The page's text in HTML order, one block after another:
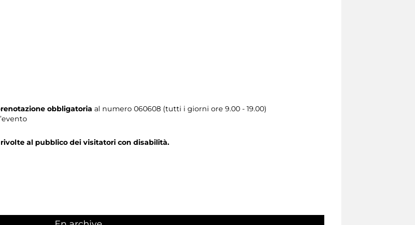
obbligatoria al numero 060608 (tutti i giorni ore 9.00 - 19.00)
al pubblico dei visitatori con disabilità.